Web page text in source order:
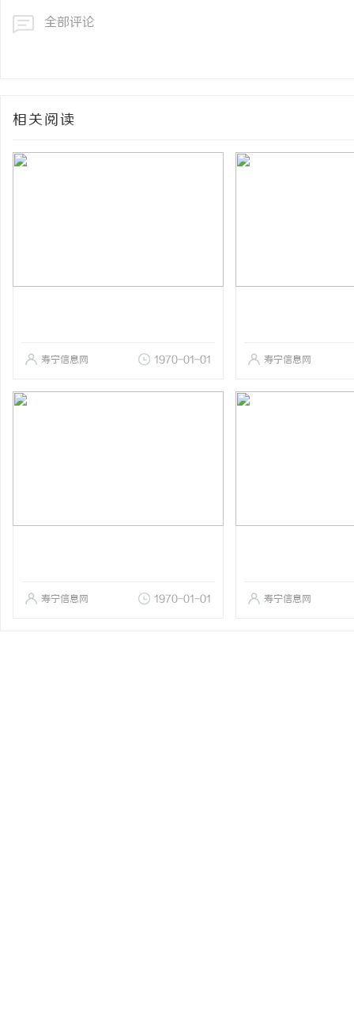
全部评论
相关阅读
寿宁信息网 1970-01-01 寿宁信息网
寿宁信息网 1970-01-01 寿宁信息网